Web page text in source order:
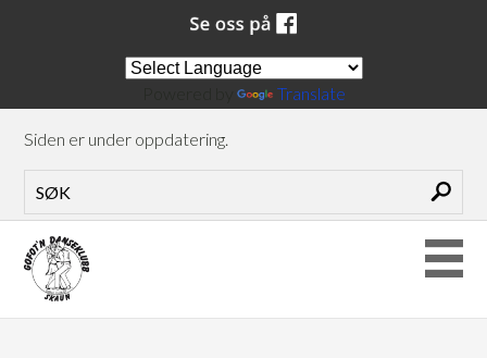
Siden er under oppdatering.
Translate